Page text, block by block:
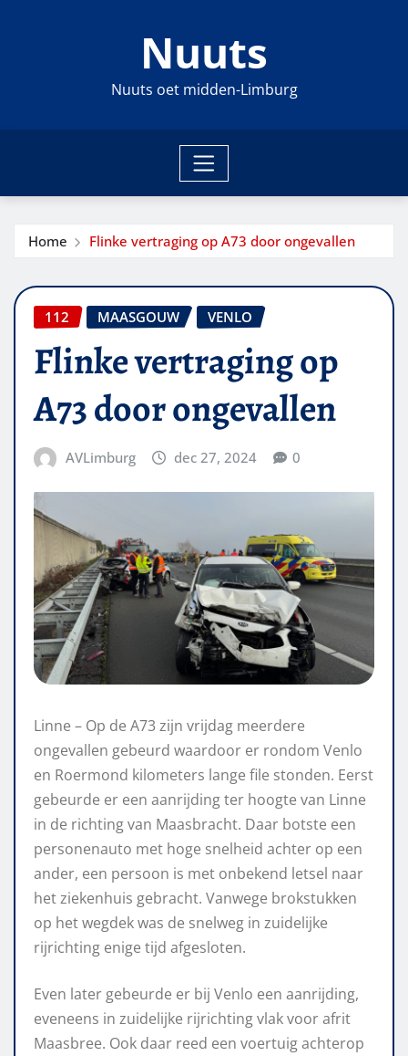
Nuuts
Nuuts oet midden-Limburg
Home Flinke vertraging op A73 door ongevallen
112 MAASGOUW VENLO
Flinke vertraging op
A73 door ongevallen
AVLimburg dec 27, 2024 0
Linne – Op de A73 zijn vrijdag meerdere
ongevallen gebeurd waardoor er rondom Venlo
en Roermond kilometers lange file stonden. Eerst
gebeurde er een aanrijding ter hoogte van Linne
in de richting van Maasbracht. Daar botste een
personenauto met hoge snelheid achter op een
ander, een persoon is met onbekend letsel naar
het ziekenhuis gebracht. Vanwege brokstukken
op het wegdek was de snelweg in zuidelijke
rijrichting enige tijd afgesloten.
Even later gebeurde er bij Venlo een aanrijding,
eveneens in zuidelijke rijrichting vlak voor afrit
Maasbree. Ook daar reed een voertuig achterop